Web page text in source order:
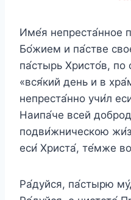
Име́я непреста́нное
Бо́жием и па́стве
па́стырь Христо́в, по
«вся́кий день и в
непреста́нно учи́л
Наипа́че всей
подви́жническою
еси́ Христа́, те́мже
Ра́дуйся, па́стырю